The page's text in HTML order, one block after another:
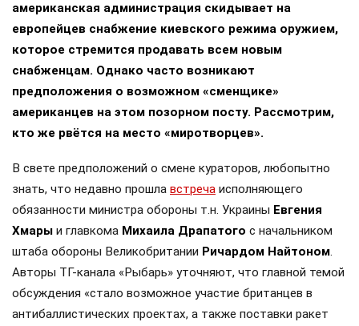
американская администрация скидывает на
европейцев снабжение киевского режима оружием,
которое стремится продавать всем новым
снабженцам. Однако часто возникают
предположения о возможном «сменщике»
американцев на этом позорном посту. Рассмотрим,
кто же рвётся на место «миротворцев».
В свете предположений о смене кураторов, любопытно
знать, что недавно прошла встреча исполняющего
обязанности министра обороны т.н. Украины Евгения
Хмары и главкома Михаила Драпатого с начальником
штаба обороны Великобритании Ричардом Найтоном.
Авторы ТГ-канала «Рыбарь» уточняют, что главной темой
обсуждения «стало возможное участие британцев в
антибаллистических проектах, а также поставки ракет